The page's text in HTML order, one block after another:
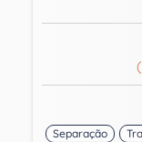
Separação